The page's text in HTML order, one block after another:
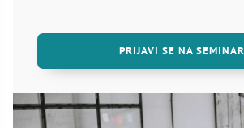
PRIJAVI SE NA SEMINAR